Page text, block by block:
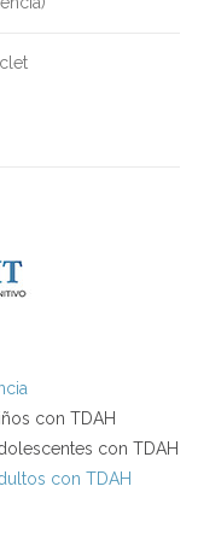
con TDAH
con TDAH
con TDAH